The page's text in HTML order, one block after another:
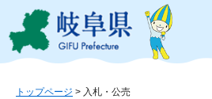
ジ
ュ
このページの本文
トップページ > 入札・公売